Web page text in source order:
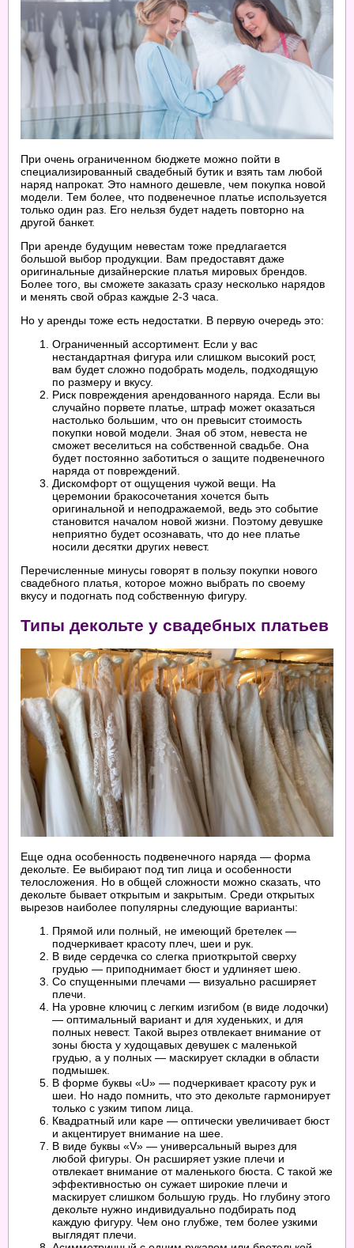
При очень ограниченном бюджете можно пойти в
специализированный свадебный бутик и взять там любой
наряд напрокат. Это намного дешевле, чем покупка новой
модели. Тем более, что подвенечное платье используется
только один раз. Его нельзя будет надеть повторно на
другой банкет.
При аренде будущим невестам тоже предлагается
большой выбор продукции. Вам предоставят даже
оригинальные дизайнерские платья мировых брендов.
Более того, вы сможете заказать сразу несколько нарядов
и менять свой образ каждые 2-3 часа.
Но у аренды тоже есть недостатки. В первую очередь это:
Ограниченный ассортимент. Если у вас
нестандартная фигура или слишком высокий рост,
вам будет сложно подобрать модель, подходящую
по размеру и вкусу.
Риск повреждения арендованного наряда. Если вы
случайно порвете платье, штраф может оказаться
настолько большим, что он превысит стоимость
покупки новой модели. Зная об этом, невеста не
сможет веселиться на собственной свадьбе. Она
будет постоянно заботиться о защите подвенечного
наряда от повреждений.
Дискомфорт от ощущения чужой вещи. На
церемонии бракосочетания хочется быть
оригинальной и неподражаемой, ведь это событие
становится началом новой жизни. Поэтому девушке
неприятно будет осознавать, что до нее платье
носили десятки других невест.
Перечисленные минусы говорят в пользу покупки нового
свадебного платья, которое можно выбрать по своему
вкусу и подогнать под собственную фигуру.
Типы декольте у свадебных платьев
Еще одна особенность подвенечного наряда — форма
декольте. Ее выбирают под тип лица и особенности
телосложения. Но в общей сложности можно сказать, что
декольте бывает открытым и закрытым. Среди открытых
вырезов наиболее популярны следующие варианты:
Прямой или полный, не имеющий бретелек —
подчеркивает красоту плеч, шеи и рук.
В виде сердечка со слегка приоткрытой сверху
грудью — приподнимает бюст и удлиняет шею.
Со спущенными плечами — визуально расширяет
плечи.
На уровне ключиц с легким изгибом (в виде лодочки)
— оптимальный вариант и для худеньких, и для
полных невест. Такой вырез отвлекает внимание от
зоны бюста у худощавых девушек с маленькой
грудью, а у полных — маскирует складки в области
подмышек.
В форме буквы «U» — подчеркивает красоту рук и
шеи. Но надо помнить, что это декольте гармонирует
только с узким типом лица.
Квадратный или каре — оптически увеличивает бюст
и акцентирует внимание на шее.
В виде буквы «V» — универсальный вырез для
любой фигуры. Он расширяет узкие плечи и
отвлекает внимание от маленького бюста. С такой же
эффективностью он сужает широкие плечи и
маскирует слишком большую грудь. Но глубину этого
декольте нужно индивидуально подбирать под
каждую фигуру. Чем оно глубже, тем более узкими
выглядят плечи.